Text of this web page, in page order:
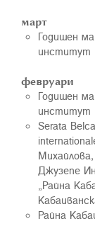
март
Годишен
институт
февруари
Годишен
институт
Serata
Джузепе
„Райна
Райна